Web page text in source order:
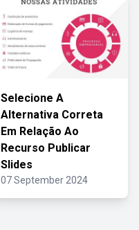
Selecione A
Alternativa Correta
Em Relação Ao
Recurso Publicar
Slides
07 September 2024